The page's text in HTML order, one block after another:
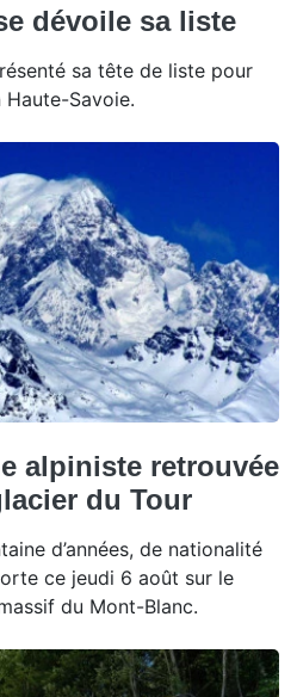
dévoile sa liste
sa tête de liste pour
Savoie.
alpiniste retrouvée
du Tour
d’années, de nationalité
ce jeudi 6 août sur le
du Mont-Blanc.